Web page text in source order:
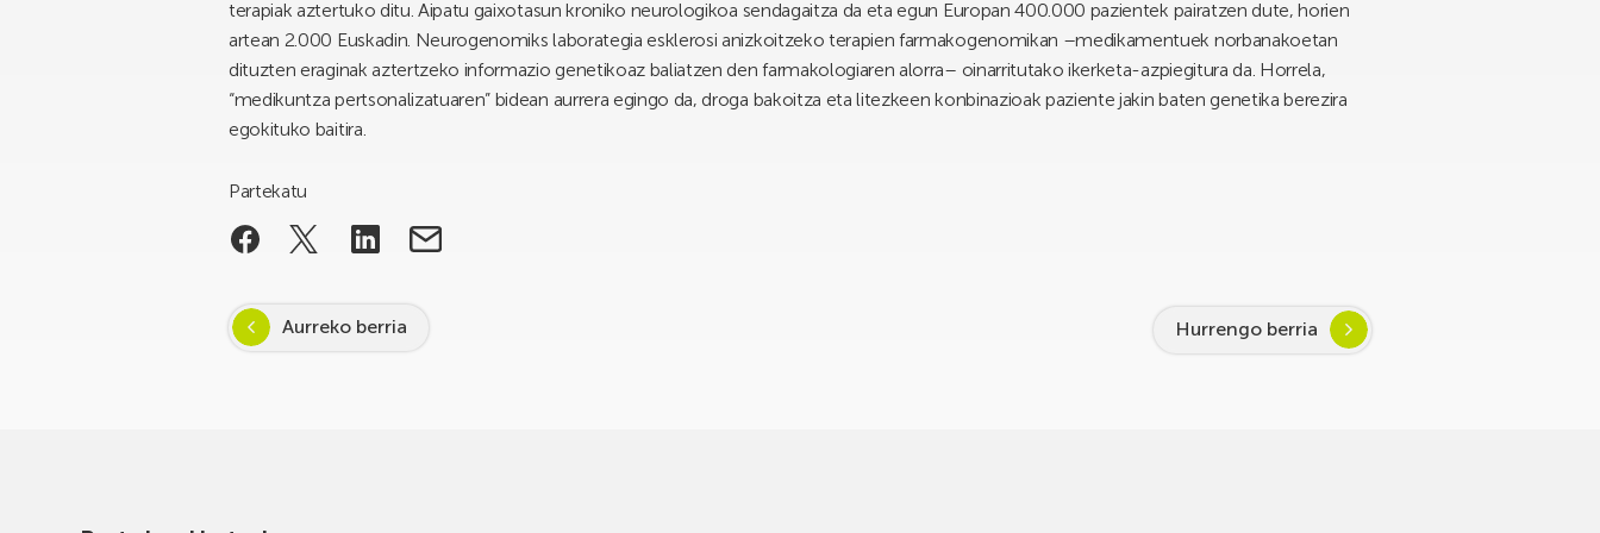
terapiak aztertuko ditu. Aipatu gaixotasun kroniko neurologikoa sendagaitza da eta egun Europan 400.000 pazientek pairatzen dute, horien
artean 2.000 Euskadin. Neurogenomiks laborategia esklerosi anizkoitzeko terapien farmakogenomikan –medikamentuek norbanakoetan
dituzten eraginak aztertzeko informazio genetikoaz baliatzen den farmakologiaren alorra– oinarritutako ikerketa-azpiegitura da. Horrela,
“medikuntza pertsonalizatuaren” bidean aurrera egingo da, droga bakoitza eta litezkeen konbinazioak paziente jakin baten genetika berezira
egokituko baitira.
Partekatu
Aurreko berria Hurrengo berria